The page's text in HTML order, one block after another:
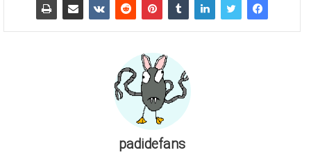
padidefans